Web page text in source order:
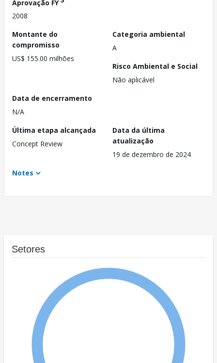
Aprovação FY
2008
Montante do
compromisso
US$ 155.00 milhões
Categoria ambiental
A
Risco Ambiental e Social
Não aplicável
Data de encerramento
N/A
Última etapa alcançada
Concept Review
Data da última
atualização
19 de dezembro de 2024
Notes
Setores